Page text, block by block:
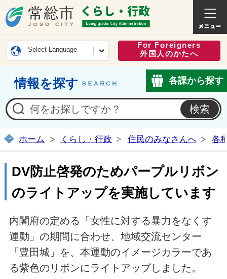
常総市公式ホームページ
くらし
Select Language
For Foreigners
外国人のかたへ
情報を探す 各課から探す
ホーム くらし・行政 住民のみなさんへ 各
DV防止啓発のためパープルリボン
のライトアップを実施しています
内閣府の定める「女性に対する暴力をなくす
運動」の期間に合わせ、地域交流センター
「豊田城」を、本運動のイメージカラーであ
る紫色のリボンにライトアップしました。